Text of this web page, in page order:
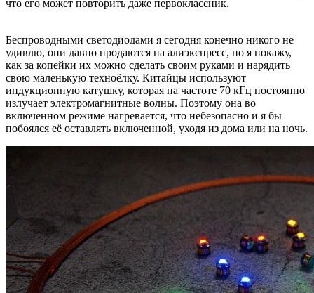
что его может повторить даже первоклассник.
Беспроводными светодиодами я сегодня конечно никого не
удивлю, они давно продаются на алиэкспресс, но я покажу,
как за копейки их можно сделать своим руками и нарядить
свою маленькую техноёлку. Китайцы используют
индукционную катушку, которая на частоте 70 кГц постоянно
излучает электромагнитные волны. Поэтому она во
включенном режиме нагревается, что небезопасно и я бы
побоялся её оставлять включенной, уходя из дома или на ночь.